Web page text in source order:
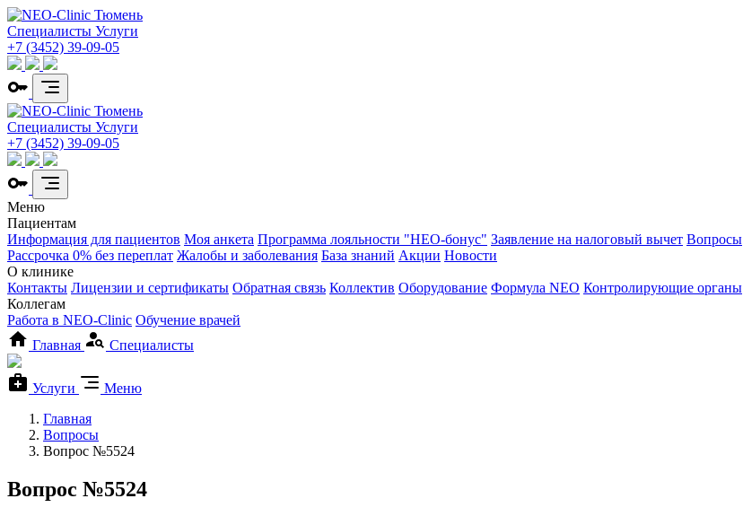
Специалисты Услуги
+7 (3452) 39-09-05
Специалисты Услуги
+7 (3452) 39-09-05
Меню
Пациентам
Информация для пациентов Моя анкета Программа лояльности "НЕО-бонус" Заявление на налоговый вычет Вопросы
Рассрочка 0% без переплат Жалобы и заболевания База знаний Акции Новости
О клинике
Контакты Лицензии и сертификаты Обратная связь Коллектив Оборудование Формула NEO Контролирующие органы
Коллегам
Работа в NEO-Clinic Обучение врачей
Главная
Специалисты
Услуги
Меню
Главная
Вопросы
Вопрос №5524
Вопрос №5524